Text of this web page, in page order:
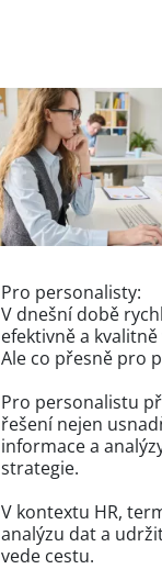
Pro personalisty:
V dnešní době
efektivně a
Ale co přesně pro
Pro personalistu
řešení nejen
informace a
strategie.
V kontextu HR,
analýzu dat a
vede cestu.